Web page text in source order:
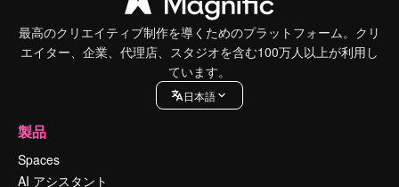
最高のクリエイティブ制作を導くためのプラットフォーム。クリ
エイター、企業、代理店、スタジオを含む100万人以上が利用し
ています。
日本語
製品
Spaces
AI アシスタント